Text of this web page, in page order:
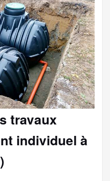
travaux
individuel à